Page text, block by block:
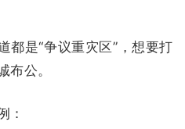
都是“争议重灾区”，想要打
布公。
：